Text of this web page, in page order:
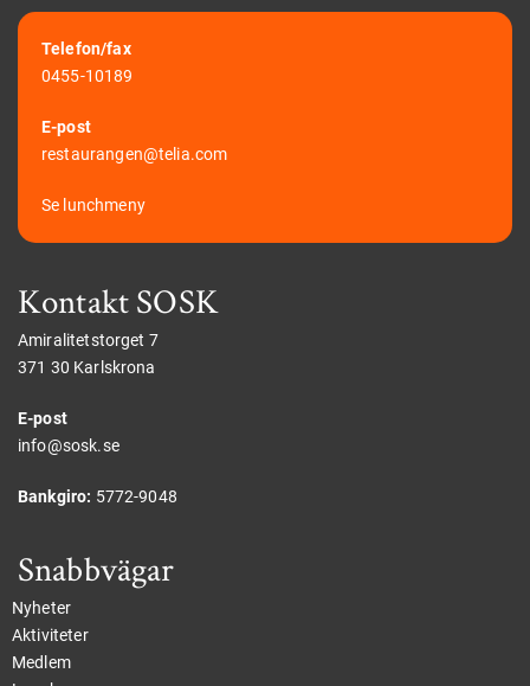
Telefon/fax
0455-10189
E-post
restaurangen@telia.com
Se lunchmeny
Kontakt SOSK
Amiralitetstorget 7
371 30 Karlskrona
E-post
info@sosk.se
Bankgiro: 5772-9048
Snabbvägar
Nyheter
Aktiviteter
Medlem